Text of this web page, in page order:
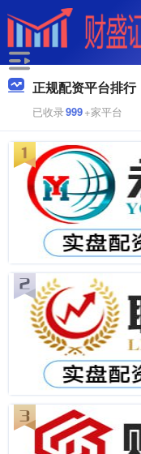
正规配资平台排行
已收录999+家平台